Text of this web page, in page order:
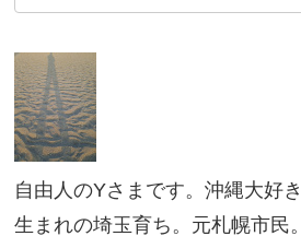
自由人のYさまです。沖縄大好
生まれの埼玉育ち。元札幌市民